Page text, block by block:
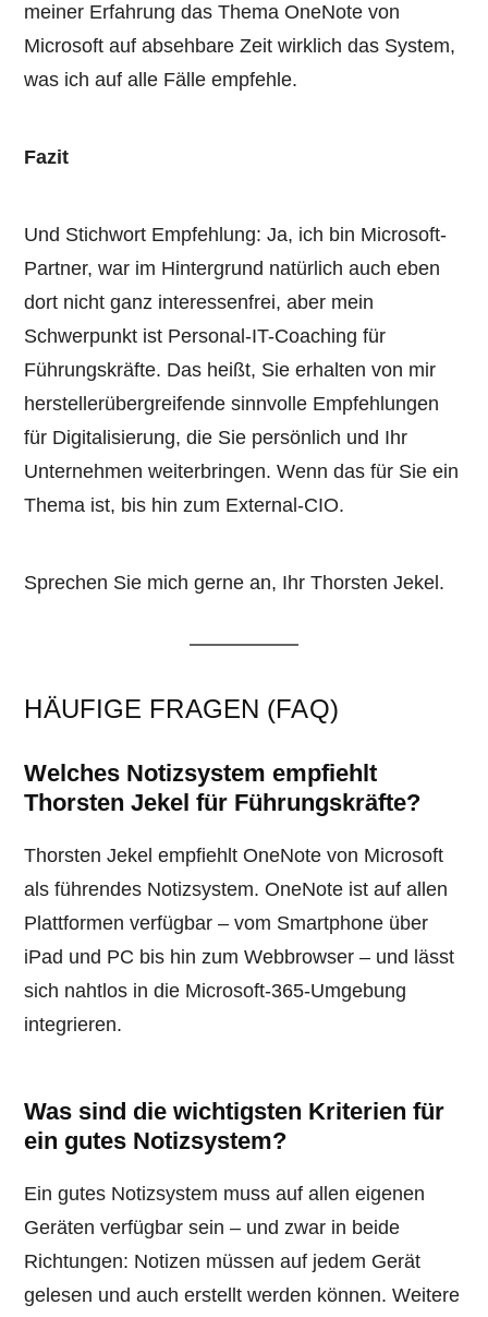
meiner Erfahrung das Thema OneNote von
Microsoft auf absehbare Zeit wirklich das System,
was ich auf alle Fälle empfehle.
Fazit
Und Stichwort Empfehlung: Ja, ich bin Microsoft-
Partner, war im Hintergrund natürlich auch eben
dort nicht ganz interessenfrei, aber mein
Schwerpunkt ist Personal-IT-Coaching für
Führungskräfte. Das heißt, Sie erhalten von mir
herstellerübergreifende sinnvolle Empfehlungen
für Digitalisierung, die Sie persönlich und Ihr
Unternehmen weiterbringen. Wenn das für Sie ein
Thema ist, bis hin zum External-CIO.
Sprechen Sie mich gerne an, Ihr Thorsten Jekel.
HÄUFIGE FRAGEN (FAQ)
Welches Notizsystem empfiehlt
Thorsten Jekel für Führungskräfte?
Thorsten Jekel empfiehlt OneNote von Microsoft
als führendes Notizsystem. OneNote ist auf allen
Plattformen verfügbar – vom Smartphone über
iPad und PC bis hin zum Webbrowser – und lässt
sich nahtlos in die Microsoft-365-Umgebung
integrieren.
Was sind die wichtigsten Kriterien für
ein gutes Notizsystem?
Ein gutes Notizsystem muss auf allen eigenen
Geräten verfügbar sein – und zwar in beide
Richtungen: Notizen müssen auf jedem Gerät
gelesen und auch erstellt werden können. Weitere